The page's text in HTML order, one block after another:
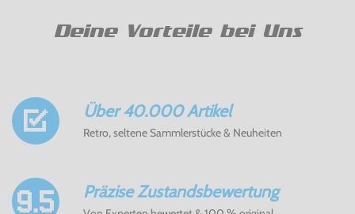
Deine Vorteile bei Uns
Über 40.000 Artikel
Retro, seltene Sammlerstücke & Neuheiten
Präzise Zustandsbewertung